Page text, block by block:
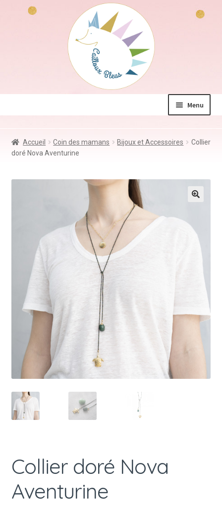
Menu
Jeux & Jouets
Accueil Coin des mamans Bijoux et Accessoires
Collier
doré Nova Aventurine
Collier doré Nova
Aventurine